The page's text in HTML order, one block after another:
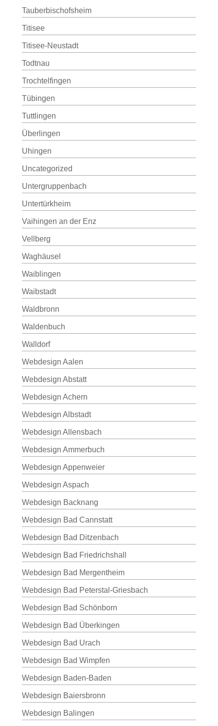
Tauberbischofsheim
Titisee
Titisee-Neustadt
Todtnau
Trochtelfingen
Tübingen
Tuttlingen
Überlingen
Uhingen
Uncategorized
Untergruppenbach
Untertürkheim
Vaihingen an der Enz
Vellberg
Waghäusel
Waiblingen
Waibstadt
Waldbronn
Waldenbuch
Walldorf
Webdesign Aalen
Webdesign Abstatt
Webdesign Achern
Webdesign Albstadt
Webdesign Allensbach
Webdesign Ammerbuch
Webdesign Appenweier
Webdesign Aspach
Webdesign Backnang
Webdesign Bad Cannstatt
Webdesign Bad Ditzenbach
Webdesign Bad Friedrichshall
Webdesign Bad Mergentheim
Webdesign Bad Peterstal-Griesbach
Webdesign Bad Schönborn
Webdesign Bad Überkingen
Webdesign Bad Urach
Webdesign Bad Wimpfen
Webdesign Baden-Baden
Webdesign Baiersbronn
Webdesign Balingen